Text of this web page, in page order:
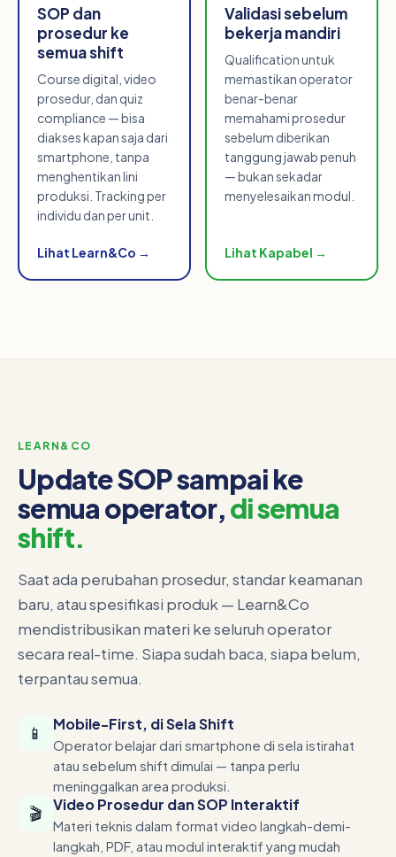
SOP dan
prosedur ke
semua shift
Course digital, video
prosedur, dan quiz
compliance — bisa
diakses kapan saja dari
smartphone, tanpa
menghentikan lini
produksi. Tracking per
individu dan per unit.
Lihat Learn&Co →
Validasi sebelum
bekerja mandiri
Qualification untuk
memastikan operator
benar-benar
memahami prosedur
sebelum diberikan
tanggung jawab penuh
— bukan sekadar
menyelesaikan modul.
Lihat Kapabel →
LEARN&CO
Update SOP sampai ke
semua operator,di semua
shift.
Saat ada perubahan prosedur, standar keamanan
baru, atau spesifikasi produk — Learn&Co
mendistribusikan materi ke seluruh operator
secara real-time. Siapa sudah baca, siapa belum,
terpantau semua.
📱 Mobile-First, di Sela Shift
Operator belajar dari smartphone di sela istirahat
atau sebelum shift dimulai — tanpa perlu
meninggalkan area produksi.
🎬 Video Prosedur dan SOP Interaktif
Materi teknis dalam format video langkah-demi-
langkah, PDF, atau modul interaktif yang mudah